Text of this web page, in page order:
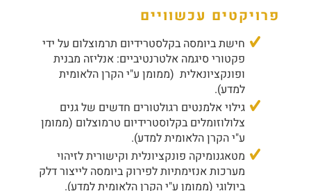
פרויקטים עכשוויים
חישת ביומסה בקלסטרידיום תרמוצלום על ידי
פקטורי סיגמה אלטרנטיביים: אנליזה מבנית
ופונקציונאלית (ממומן ע"י הקרן הלאומית
למדע).
גילוי אלמנטים רגולטורים חדשים של גנים
צלולוזומלים בקלוסטרידיום טרמוצלום (ממומן
ע"י הקרן הלאומית למדע).
מטאגנומיקה פונקציונלית וקישורית לזיהוי
מערכות אנזימתיות לפירוק ביומסה לייצור דלק
ביולוגי (ממומן ע"י הקרן הלאומית למדע).